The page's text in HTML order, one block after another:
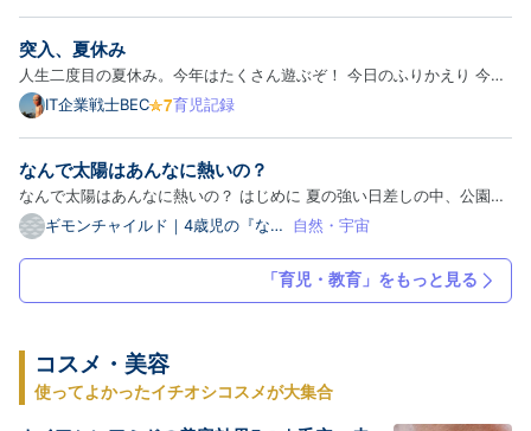
ロ
Pro
突入、夏休み
人生二度目の夏休み。今年はたくさん遊ぶぞ！ 今日のふりかえり 今日
のかわいいポイント 保育園でお昼寝の時間なのに寝たくなくて、毛布
IT企業戦士BEC 育児記録
なんで太陽はあんなに熱いの？
なんで太陽はあんなに熱いの？ はじめに 夏の強い日差しの中、公園で
遊んでいたときのこと。息子（4歳）が空を見上げて汗を拭きながら言
太陽の中に火が燃えてるの？」 「太陽の中に火が燃えてるの？…
ギモンチャイルド｜4歳児の『なん
自然・宇宙
「育児・教育」をもっと見る
コスメ・美容
使ってよかったイチオシコスメが大集合